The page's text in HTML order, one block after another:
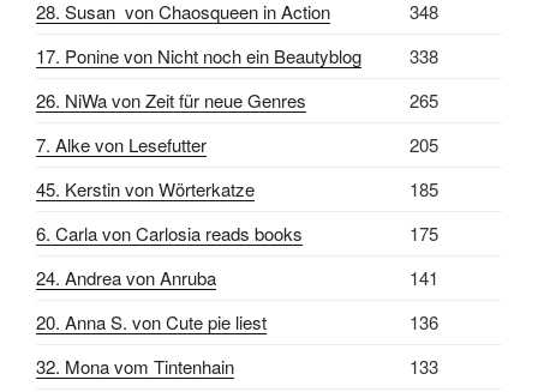
28. Susan von Chaosqueen in Action
348
17. Ponine von Nicht noch ein Beautyblog
338
26. NiWa von Zeit für neue Genres
265
7. Alke von Lesefutter
205
45. Kerstin von Wörterkatze
185
6. Carla von Carlosia reads books
175
24. Andrea von Anruba
141
20. Anna S. von Cute pie liest
136
32. Mona vom Tintenhain
133